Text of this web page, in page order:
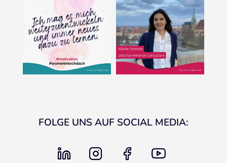
FOLGE UNS AUF SOCIAL MEDIA:
linkedin instagram